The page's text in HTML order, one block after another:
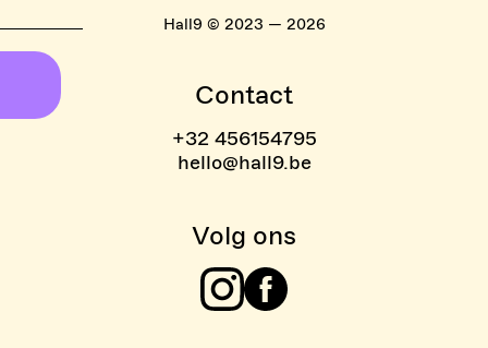
Hall9 © 2023 — 2026
Contact
+32 456154795
hello@hall9.be
Volg ons